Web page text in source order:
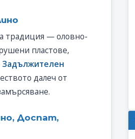
традиция — оловно-
пластове,
Задължителен
далеч от
Доспат,